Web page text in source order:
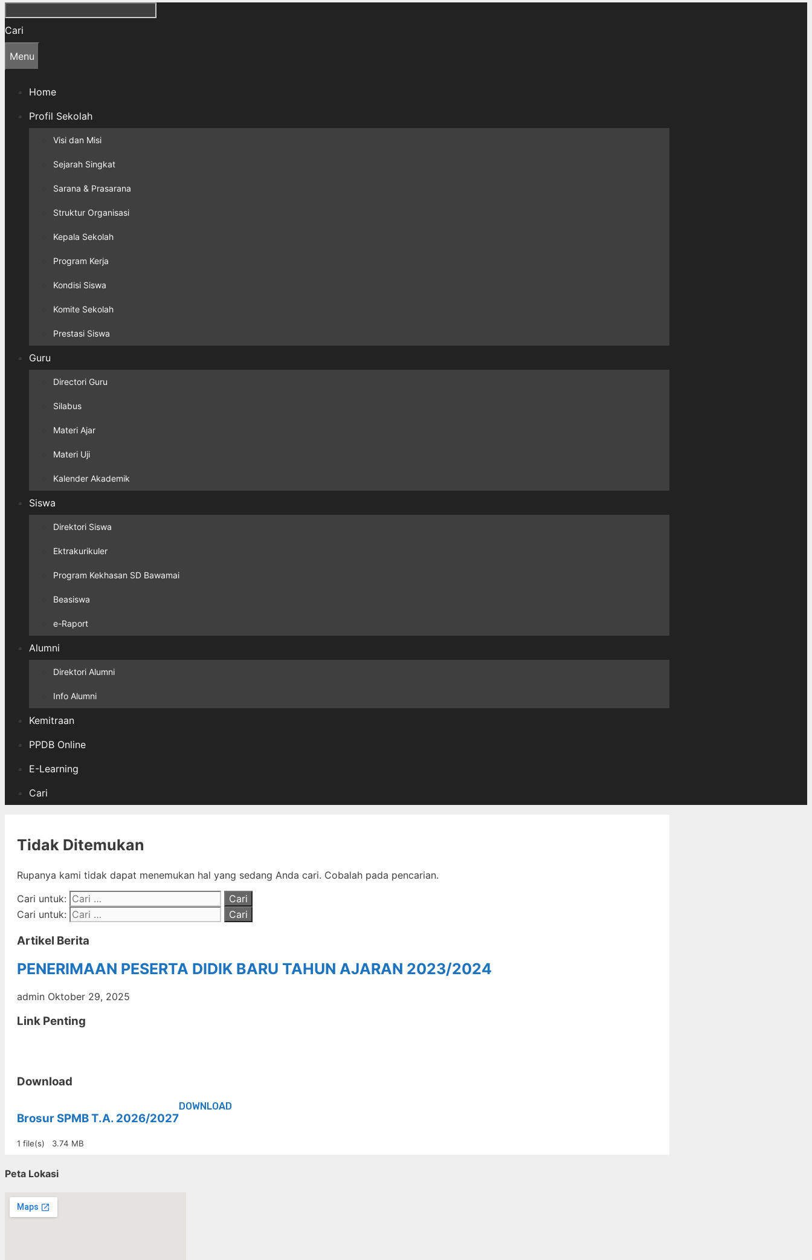
Cari
Menu
Home
Profil Sekolah
Visi dan Misi
Sejarah Singkat
Sarana & Prasarana
Struktur Organisasi
Kepala Sekolah
Program Kerja
Kondisi Siswa
Komite Sekolah
Prestasi Siswa
Guru
Directori Guru
Silabus
Materi Ajar
Materi Uji
Kalender Akademik
Siswa
Direktori Siswa
Ektrakurikuler
Program Kekhasan SD Bawamai
Beasiswa
e-Raport
Alumni
Direktori Alumni
Info Alumni
Kemitraan
PPDB Online
E-Learning
Cari
Tidak Ditemukan
Rupanya kami tidak dapat menemukan hal yang sedang Anda cari. Cobalah pada pencarian.
Cari untuk:
Cari untuk:
Artikel Berita
PENERIMAAN PESERTA DIDIK BARU TAHUN AJARAN 2023/2024
admin Oktober 29, 2025
Link Penting
Download
Brosur SPMB T.A. 2026/2027
1 file(s) 3.74 MB
DOWNLOAD
Peta Lokasi